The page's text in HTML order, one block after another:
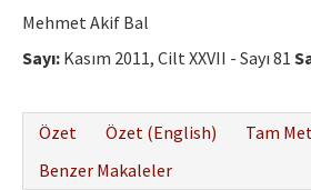
Mehmet Akif Bal
Sayı: Kasım 2011, Cilt XXVII - Sayı 81
Özet
Özet (English) Tam
Benzer Makaleler